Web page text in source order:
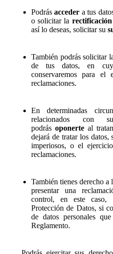
Podrásacceder a tus
o solicitar la rectificación
así lo deseas, solicitar su
También podrás solicitar
de tus datos, en
conservaremos para
reclamaciones.
En determinadas
relacionados con
podrás oponerte al
dejará de tratar los
imperiosos, o el
reclamaciones.
También tienes derecho
presentar una
control, en este caso,
Protección de Datos, si
de datos personales
Reglamento.